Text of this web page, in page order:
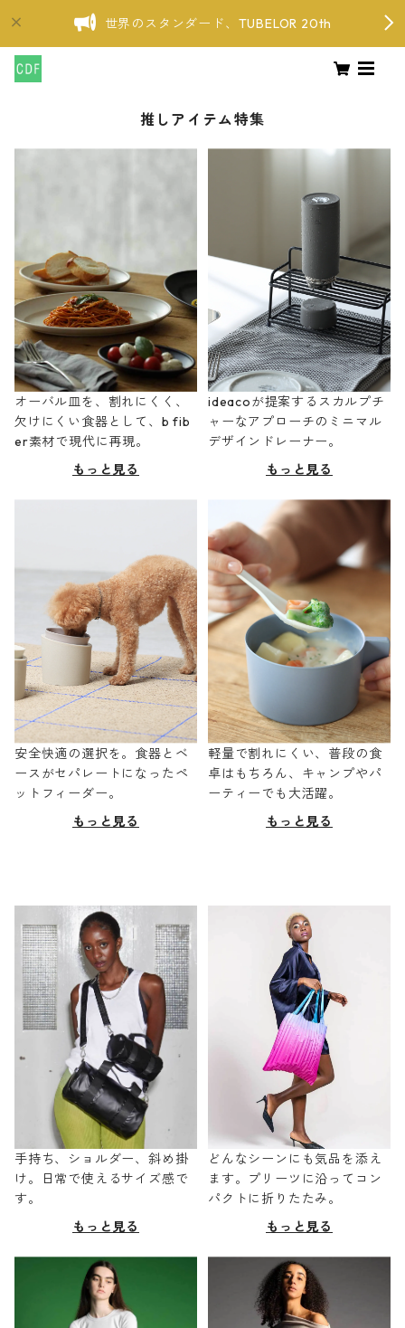
世界のスタンダード、TUBELOR 20th
推しアイテム特集
オーバル皿を、割れにくく、
欠けにくい食器として、b fib
er素材で現代に再現。
もっと見る
ideacoが提案するスカルプチ
ャーなアプローチのミニマル
デザインドレーナー。
もっと見る
安全快適の選択を。食器とベ
ースがセパレートになったペ
ットフィーダー。
もっと見る
軽量で割れにくい、普段の食
卓はもちろん、キャンプやパ
ーティーでも大活躍。
もっと見る
手持ち、ショルダー、斜め掛
け。日常で使えるサイズ感で
す。
もっと見る
どんなシーンにも気品を添え
ます。プリーツに沿ってコン
パクトに折りたたみ。
もっと見る